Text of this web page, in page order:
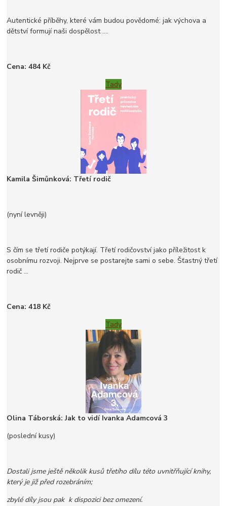
Autentické příběhy, které vám budou povědomé: jak výchova a
dětství formují naši dospělost ....
Cena: 484 Kč
Tady
Kamila Šimůnková: Třetí rodič
(nyní levněji)
S čím se třetí rodiče potýkají. Třetí rodičovství jako příležitost k
osobnímu rozvoji. Nejprve se postarejte sami o sebe. Šťastný třetí
rodič ...
Cena: 418 Kč
Tady
Olina Táborská: Jak to vidí Ivanka Adamcová 3
(poslední kusy)
Dostali jsme ještě několik kusů třetího dílu této uvnitřňující knihy,
který je již před rozebráním;
zbylé díly jsou pak k dispozici bez omezení.